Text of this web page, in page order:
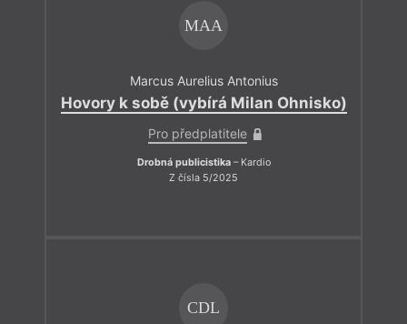
MAA
Marcus Aurelius Antonius
Hovory k sobě (vybírá Milan Ohnisko)
Pro předplatitele
Drobná publicistika– Kardio
Z čísla 5/2025
CDL